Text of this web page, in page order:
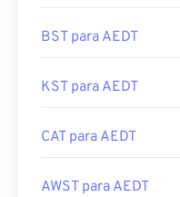
BST para AEDT
KST para AEDT
CAT para AEDT
AWST para AEDT